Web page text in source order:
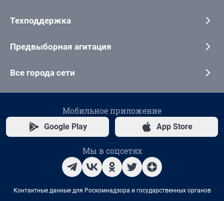
Техподдержка
Предвыборная агитация
Все города сети
Мобильное приложение
Google Play App Store
Мы в соцсетях
Контактные данные для Роскомнадзора и государственных органов